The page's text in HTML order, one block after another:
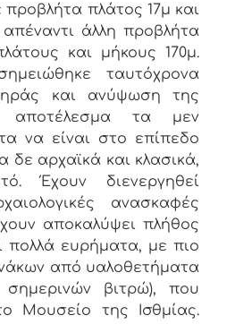
πλάτος 17μ και
άλλη προβλήτα
και μήκους 170μ.
ταυτόχρονα
και ανύψωση της
αποτέλεσμα τα μεν
να είναι στο επίπεδο
δε αρχαϊκά και κλασικά,
Έχουν διενεργηθεί
ανασκαφές
αποκαλύψει πλήθος
πολλά ευρήματα, με πιο
από υαλοθετήματα
βιτρώ), που
Μουσείο της Ισθμίας.